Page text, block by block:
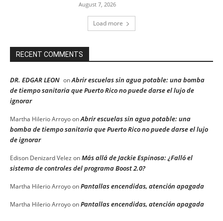
August 7, 2026
Load more
RECENT COMMENTS
DR. EDGAR LEON onAbrir escuelas sin agua potable: una bomba
de tiempo sanitaria que Puerto Rico no puede darse el lujo de
ignorar
Martha Hilerio ArroyoonAbrir escuelas sin agua potable: una
bomba de tiempo sanitaria que Puerto Rico no puede darse el lujo
de ignorar
Edison Denizard Velez onMás allá de Jackie Espinosa: ¿Falló el
sistema de controles del programa Boost 2.0?
Martha Hilerio ArroyoonPantallas encendidas, atención apagada
Martha Hilerio ArroyoonPantallas encendidas, atención apagada